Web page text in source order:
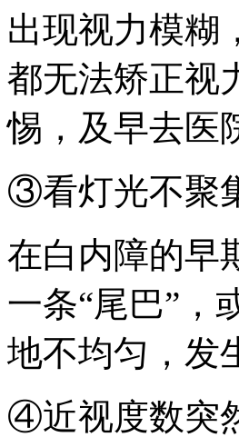
出现视力模糊
都无法矫正视
惕，及早去医
③看灯光不聚
在白内障的早
一条“尾巴”，
地不均匀，发
④近视度数突